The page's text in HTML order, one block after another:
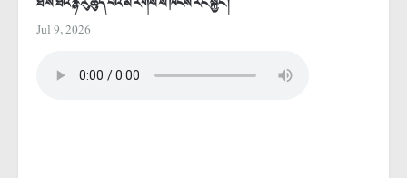
Jul 9, 2026